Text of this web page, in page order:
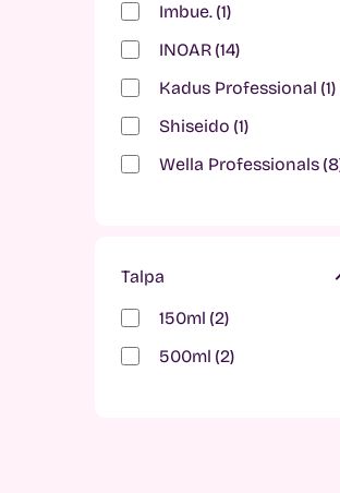
Imbue. 1
INOAR 14
Kadus Professional 1
Shiseido 1
Wella Professionals 8
Talpa
150ml 2
500ml 2